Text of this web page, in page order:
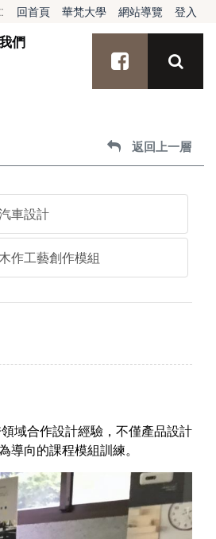
回首頁 華梵大學 網站導覽 登入
們
facebook
搜尋
返回上一層
車設計
木作工藝創作模組
域合作設計經驗，不僅產品設計
向的課程模組訓練。